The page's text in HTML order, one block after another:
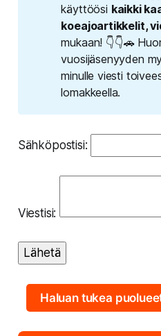
käyttöösi kaikki
koeajoartikkelit,
mukaan! 👇👇🚗
vuosijäsenyyden
minulle viesti
lomakkeella.
Sähköpostisi:
Viestisi:
Lähetä
Haluan tukea